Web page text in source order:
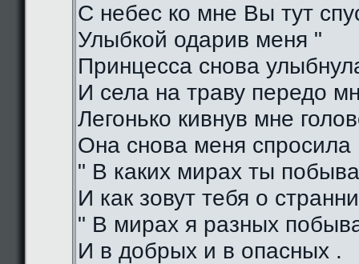
С небес ко мне Вы тут
Улыбкой одарив меня "
Принцесса снова
И села на траву передо
Легонько кивнув мне
Она снова меня спросила
" В каких мирах ты
И как зовут тебя о
" В мирах я разных
И в добрых и в опасных .